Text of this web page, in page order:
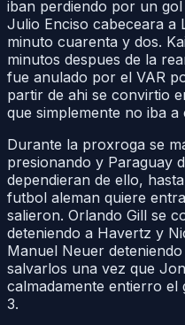
iban perdiendo por un
Julio Enciso cabeceara a
minuto cuarenta y dos.
minutos despues de la
fue anulado por el VAR
partir de ahi se convirtio
que simplemente no iba a
Durante la proxroga se
presionando y Paraguay
dependieran de ello,
futbol aleman quiere
salieron. Orlando Gill se
deteniendo a Havertz y
Manuel Neuer
salvarlos una vez que
calmadamente entierro
3.